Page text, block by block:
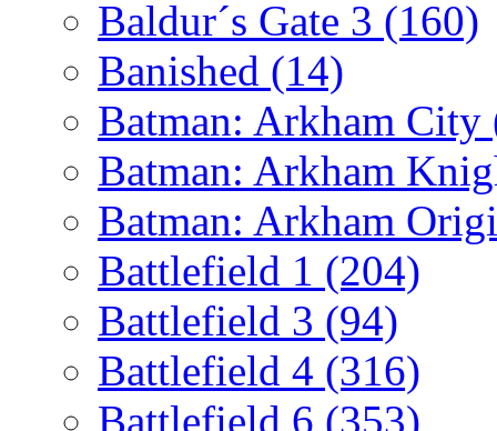
Baldur´s Gate 3 (160)
Banished (14)
Batman: Arkham City
Batman: Arkham
Batman: Arkham
Battlefield 1 (204)
Battlefield 3 (94)
Battlefield 4 (316)
Battlefield 6 (353)